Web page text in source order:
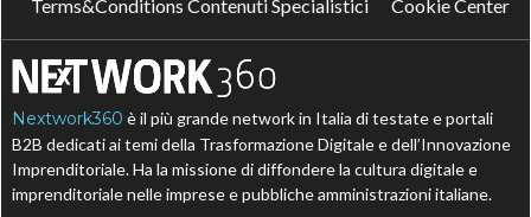
Terms&Conditions Contenuti Specialistici
Cookie Center
Nextwork360 è il più grande network in Italia di testate e portali
B2B dedicati ai temi della Trasformazione Digitale e dell’Innovazione
Imprenditoriale. Ha la missione di diffondere la cultura digitale e
imprenditoriale nelle imprese e pubbliche amministrazioni italiane.